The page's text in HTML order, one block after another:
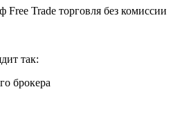
Trade торговля без комиссии
так: